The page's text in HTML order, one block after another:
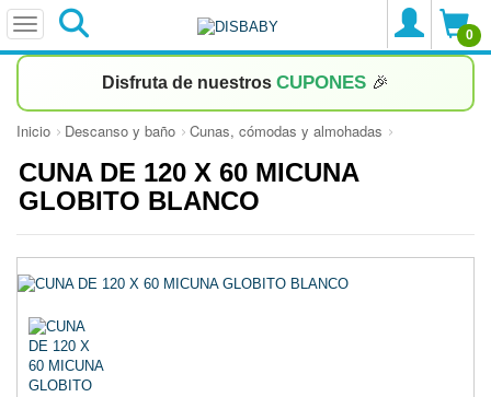
0
Disfruta de nuestros CUPONES 🎉
Inicio Descanso y baño Cunas, cómodas y almohadas
CUNA DE 120 X 60 MICUNA
GLOBITO BLANCO